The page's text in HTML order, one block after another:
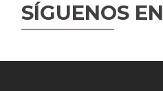
SÍGUENOS